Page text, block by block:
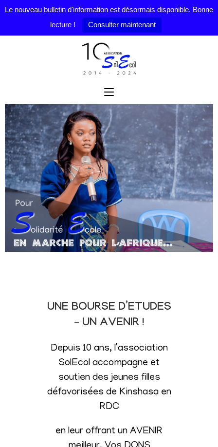
Le nouveau bulletin d'information est désormais disponible. Bonne
lecture !
Consulter maintenant
UNE BOURSE D’ETUDES
– UN AVENIR !
Depuis 10 ans, l’association
SolEcol accompagne et
soutien des jeunes filles
défavorisées de Kinshasa en
RDC
en leur offrant un AVENIR